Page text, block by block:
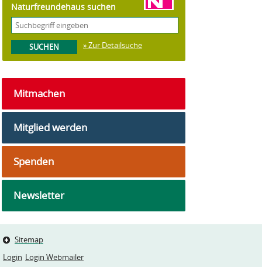
Naturfreundehaus suchen
» Zur Detailsuche
Mitmachen
Mitglied werden
Spenden
Newsletter
Sitemap
Login Login Webmailer